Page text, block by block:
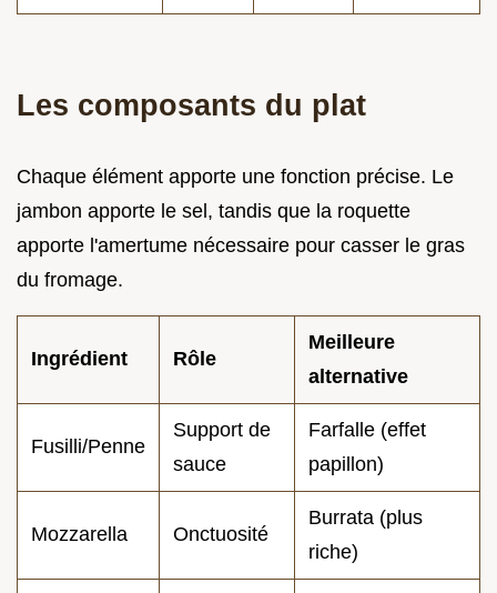
Les composants du plat
Chaque élément apporte une fonction précise. Le
jambon apporte le sel, tandis que la roquette
apporte l'amertume nécessaire pour casser le gras
du fromage.
Ingrédient Rôle
Meilleure
alternative
Fusilli/Penne
Support de
sauce
Farfalle (effet
papillon)
Mozzarella Onctuosité
Burrata (plus
riche)